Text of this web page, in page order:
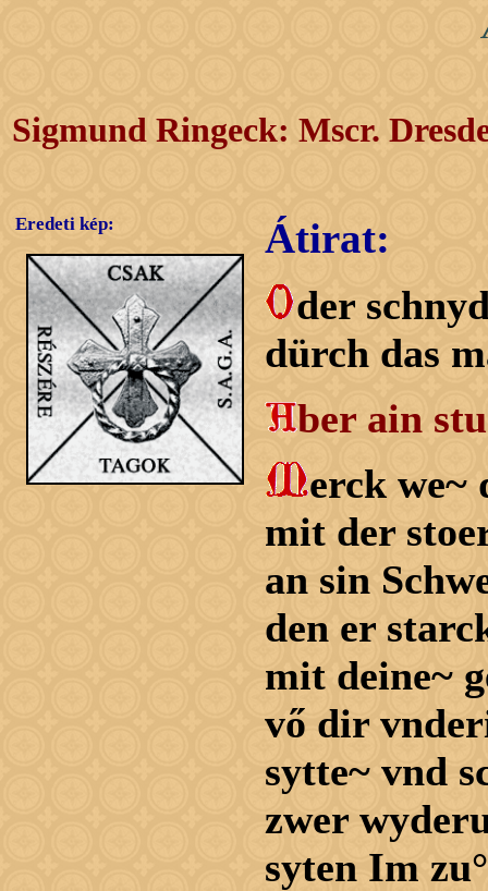
Sigmund Ringeck: Mscr.
Eredeti kép: Átirat:
der
dürch das
ber ain
erck we~
mit der
an sin
den er
mit deine~
vő dir
sytte~ vnd
zwer
syten Im